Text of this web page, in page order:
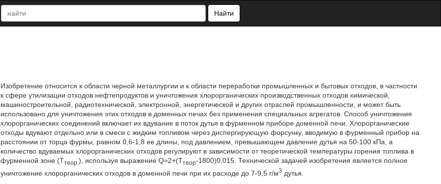
Найти
Изобретение относится к области черной металлургии и к области переработки промышленных и бытовых отходов, в частности
к сфере утилизации отходов нефтепродуктов и уничтожения хлорорганических производственных отходов химической,
машиностроительной, радиотехнической, электронной, энергетической и других отраслей промышленности, и может быть
использовано для уничтожения этих отходов в доменных печах без применения специальных агрегатов. Способ уничтожения
хлорорганических соединений включает их вдувание в поток дутья в фурменном приборе доменной печи. Хлорорганические
отходы вдувают отдельно или в смеси с жидким топливом через диспергирующую форсунку, вводимую в фурменный прибор на
расстоянии от торца фурмы, равном 0,6-1,8 ее длины, под давлением, превышающем давление дутья на 50-100 кПа, а
количество вдуваемых хлорорганических отходов регулируют в зависимости от теоретической температуры горения топлива в
фурменной зоне (Ттеор.), используя выражение Q=2+(Ттеор-1800)­0,015. Технической задачей изобретения является полное
уничтожение хлорорганических отходов в доменной печи при их расходе до 7-9,5 г/м3 дутья.